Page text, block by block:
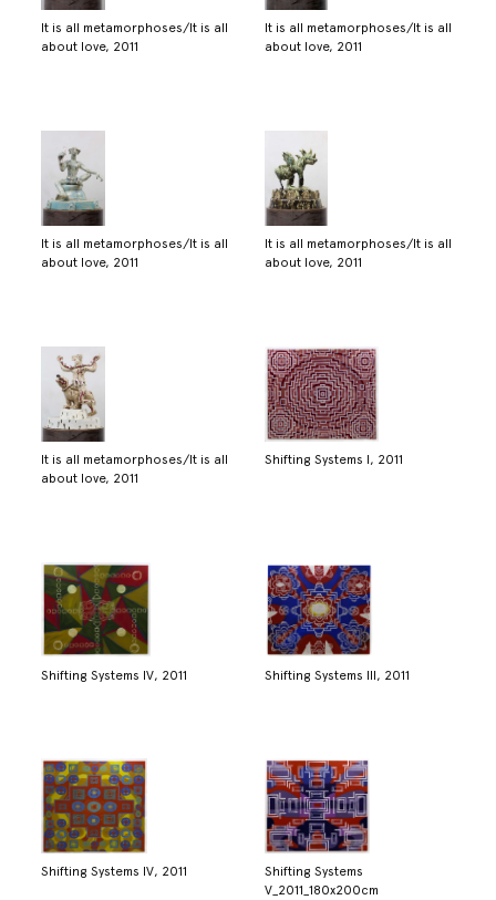
It is all metamorphoses/It is all
about love, 2011
It is all metamorphoses/It is all
about love, 2011
It is all metamorphoses/It is all
about love, 2011
It is all metamorphoses/It is all
about love, 2011
It is all metamorphoses/It is all
about love, 2011
Shifting Systems I, 2011
Shifting Systems IV, 2011 Shifting Systems III, 2011
Shifting Systems IV, 2011
Shifting Systems
V_2011_180x200cm